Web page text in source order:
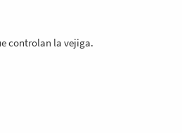
controlan la vejiga.